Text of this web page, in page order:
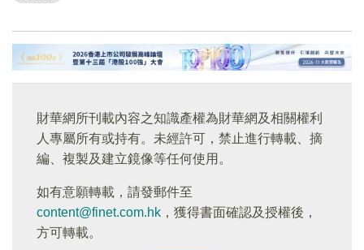
財華網所刊載內容之知識產權為財華網及相關權利
人專屬所有或持有。未經許可，禁止進行轉載、摘
編、複製及建立鏡像等任何使用。
如有意願轉載，請發郵件至
content@finet.com.hk ，獲得書面確認及授權後，
方可轉載。